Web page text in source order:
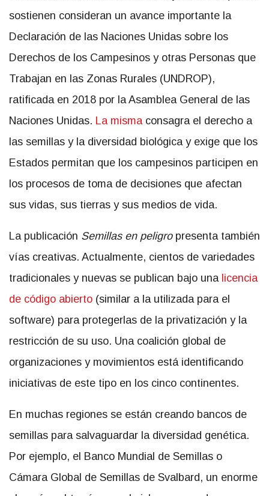
sostienen consideran un avance importante la
Declaración de las Naciones Unidas sobre los
Derechos de los Campesinos y otras Personas que
Trabajan en las Zonas Rurales (UNDROP),
ratificada en 2018 por la Asamblea General de las
Naciones Unidas. La misma consagra el derecho a
las semillas y la diversidad biológica y exige que los
Estados permitan que los campesinos participen en
los procesos de toma de decisiones que afectan
sus vidas, sus tierras y sus medios de vida.
La publicación Semillas en peligropresenta también
vías creativas. Actualmente, cientos de variedades
tradicionales y nuevas se publican bajo una licencia
de código abierto (similar a la utilizada para el
software) para protegerlas de la privatización y la
restricción de su uso. Una coalición global de
organizaciones y movimientos está identificando
iniciativas de este tipo en los cinco continentes.
En muchas regiones se están creando bancos de
semillas para salvaguardar la diversidad genética.
Por ejemplo, el Banco Mundial de Semillas o
Cámara Global de Semillas de Svalbard, un enorme